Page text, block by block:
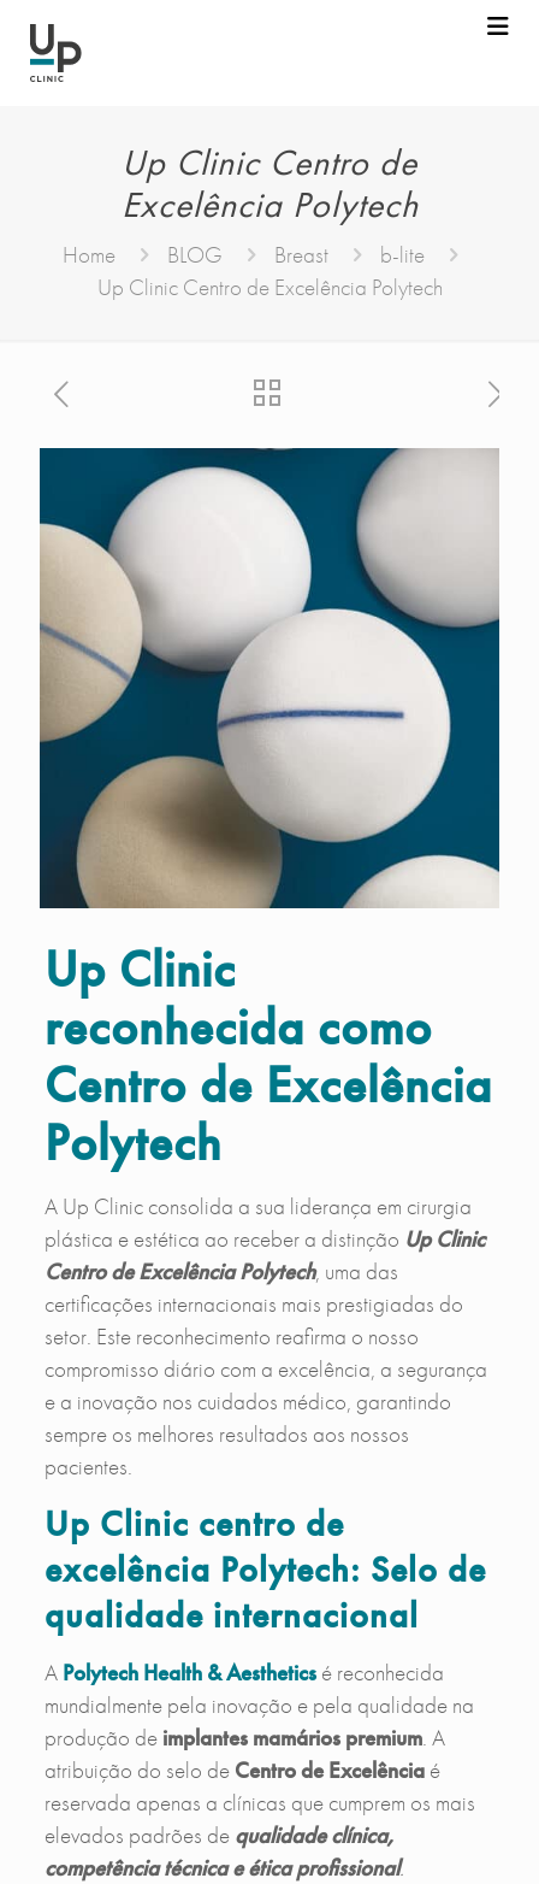
Up Clinic Centro de
Excelência Polytech
Home BLOG Breast
b-lite
Up Clinic Centro de Excelência Polytech
Up Clinic
reconhecida como
Centro de Excelência
Polytech
A Up Clinic consolida a sua liderança em cirurgia
plástica e estética ao receber a distinção Up Clinic
Centro de Excelência Polytech, uma das
certificações internacionais mais prestigiadas do
setor. Este reconhecimento reafirma o nosso
compromisso diário com a excelência, a segurança
e a inovação nos cuidados médico, garantindo
sempre os melhores resultados aos nossos
pacientes.
Up Clinic centro de
excelência Polytech: Selo de
qualidade internacional
A Polytech Health & Aestheticsé reconhecida
mundialmente pela inovação e pela qualidade na
produção de implantes mamários premium. A
atribuição do selo de Centro de Excelênciaé
reservada apenas a clínicas que cumprem os mais
elevados padrões de qualidade clínica,
competência técnica e ética profissional.